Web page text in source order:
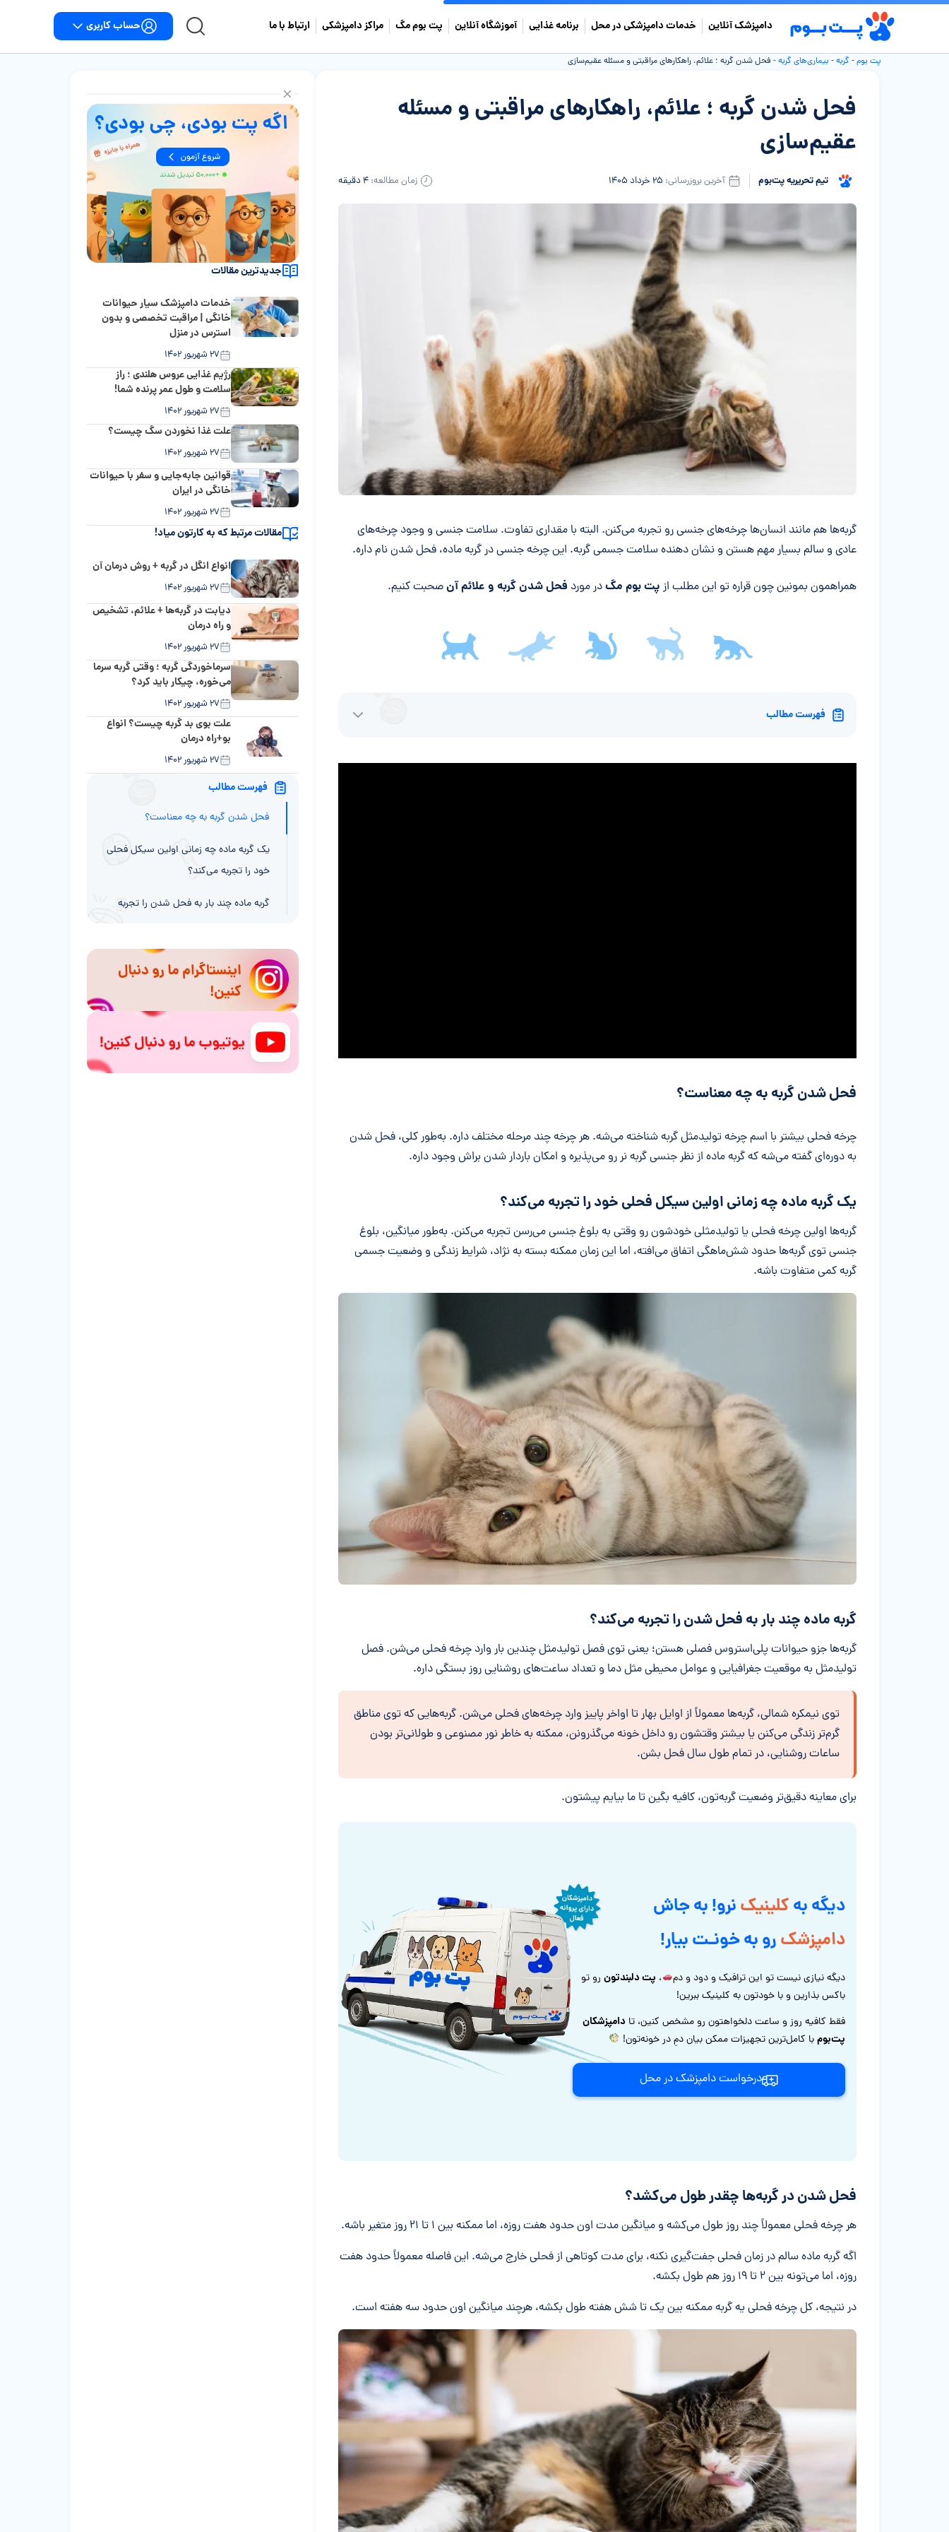
دامپزشک آنلاین خدمات دامپزشکی در محل برنامه غذایی آموزشگاه آنلاین پت بوم مگ مراکز دامپزشکی ارتباط با ما حساب کاربری
پت بوم-گربه- بیماری‌های گربه- فحل شدن گربه ؛ علائم، راهکارهای مراقبتی و مسئله عقیم‌سازی
فحل شدن گربه ؛ علائم، راهکارهای مراقبتی و مسئله
عقیم‌سازی
تیم تحریریه پت‌بوم آخرین بروزرسانی: ۲۵ خرداد ۱۴۰۵ زمان مطالعه: ۴ دقیقه
خلاصه مقاله
گربه‌ها هم مانند انسان‌ها چرخه‌های جنسی رو تجربه می‌کنن. البته با مقداری تفاوت. سلامت جنسی و وجود چرخه‌های
عادی و سالم بسیار مهم هستن و نشان دهنده سلامت جسمی گربه. این چرخه جنسی در گربه ماده، فحل شدن نام داره.
همراهمون بمونین چون قراره تو این مطلب از پت بوم مگدر مورد فحل شدن گربه و علائم آنصحبت کنیم.
فهرست مطالب
فحل شدن گربه به چه معناست؟
چرخه فحلی بیشتر با اسم چرخه تولیدمثل گربه شناخته می‌شه. هر چرخه چند مرحله مختلف داره. به‌طور کلی، فحل شدن
به دوره‌ای گفته می‌شه که گربه ماده از نظر جنسی گربه نر رو می‌پذیره و امکان باردار شدن براش وجود داره.
یک گربه ماده چه زمانی اولین سیکل فحلی خود را تجربه می‌کند؟
گربه‌ها اولین چرخه فحلی یا تولیدمثلی خودشون رو وقتی به بلوغ جنسی می‌رسن تجربه می‌کنن. به‌طور میانگین، بلوغ
جنسی توی گربه‌ها حدود شش‌ماهگی اتفاق می‌افته، اما این زمان ممکنه بسته به نژاد، شرایط زندگی و وضعیت جسمی
گربه کمی متفاوت باشه.
گربه ماده چند بار به فحل شدن را تجربه می‌کند؟
گربه‌ها جزو حیوانات پلی‌استروس فصلی هستن؛ یعنی توی فصل تولیدمثل چندین بار وارد چرخه فحلی می‌شن. فصل
تولیدمثل به موقعیت جغرافیایی و عوامل محیطی مثل دما و تعداد ساعت‌های روشنایی روز بستگی داره.
توی نیمکره شمالی، گربه‌ها معمولاً از اوایل بهار تا اواخر پاییز وارد چرخه‌های فحلی می‌شن. گربه‌هایی که توی مناطق
گرم‌تر زندگی می‌کنن یا بیشتر وقتشون رو داخل خونه می‌گذرونن، ممکنه به خاطر نور مصنوعی و طولانی‌تر بودن
ساعات روشنایی، در تمام طول سال فحل بشن.
برای معاینه دقیق‌تر وضعیت گربه‌تون، کافیه بگین تا ما بیایم پیشتون.
دیگه بهکلینیکنرو! به جاش
دامپزشکرو به خونـت بیار!
دیگه نیازی نیست تو این ترافیک و دود و دم ، پت دلبندتونرو تو
باکس بذارین و با خودتون به کلینیک ببرین!
فقط کافیه روز و ساعت دلخواهتون رو مشخص کنین، تا دامپزشکان
پت‌بومبا کامل‌ترین تجهیزات ممکن بیان دمِ در خونه‌تون!
درخواست دامپزشک در محل
فحل شدن در گربه‌ها چقدر طول می‌کشد؟
هر چرخه فحلی معمولاً چند روز طول می‌کشه و میانگین مدت اون حدود هفت روزه، اما ممکنه بین ۱ تا ۲۱ روز متغیر باشه.
اگه گربه ماده سالم در زمان فحلی جفت‌گیری نکنه، برای مدت کوتاهی از فحلی خارج می‌شه. این فاصله معمولاً حدود هفت
روزه، اما می‌تونه بین ۲ تا ۱۹ روز هم طول بکشه.
در نتیجه، کل چرخه فحلی یه گربه ممکنه بین یک تا شش هفته طول بکشه، هرچند میانگین اون حدود سه هفته است.
جدیدترین مقالات
خدمات دامپزشک سیار حیوانات
خانگی | مراقبت تخصصی و بدون
استرس در منزل
۲۷ شهریور ۱۴۰۲
رژیم غذایی عروس هلندی ؛ راز
سلامت و طول عمر پرنده شما!
۲۷ شهریور ۱۴۰۲
علت غذا نخوردن سگ چیست؟
۲۷ شهریور ۱۴۰۲
قوانین جابه‌جایی و سفر با حیوانات
خانگی در ایران
۲۷ شهریور ۱۴۰۲
مقالات مرتبط که به کارتون میاد!
انواع انگل در گربه + روش درمان آن
۲۷ شهریور ۱۴۰۲
دیابت در گربه‌ها + علائم، تشخیص
و راه درمان
۲۷ شهریور ۱۴۰۲
سرماخوردگی گربه ؛ وقتی گربه سرما
می‌خوره، چیکار باید کرد؟
۲۷ شهریور ۱۴۰۲
علت بوی بد گربه چیست؟ انواع
بو+راه درمان
۲۷ شهریور ۱۴۰۲
فهرست مطالب
فحل شدن گربه به چه معناست؟
یک گربه ماده چه زمانی اولین سیکل فحلی
خود را تجربه می‌کند؟
گربه ماده چند بار به فحل شدن را تجربه
فحل شدن در گربه‌ها چقدر طول می‌کشد؟
علائم فحلی گربه چیست؟
گربه من در چه مرحله‌ای از چرخه فحلی
می‌تواند باردار شود؟
بارداری در گربه چقدر طول می‌کشد؟